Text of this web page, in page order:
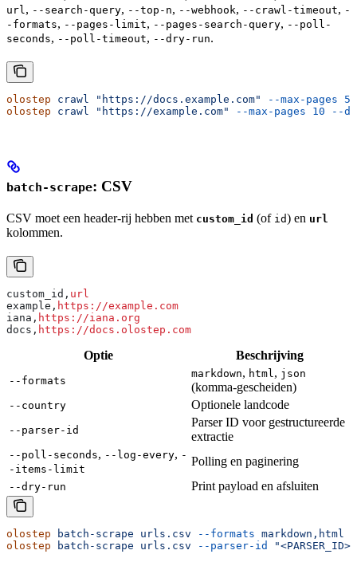
url , --search-query, --top-n, --webhook, --crawl-timeout, -
-formats, --pages-limit, --pages-search-query, --poll-
seconds, --poll-timeout, --dry-run.
olostep crawl "https://docs.example.com" --max-pages 50
olostep crawl "https://example.com" --max-pages 10 --
batch-scrape: CSV
CSV moet een header-rij hebben met custom_id (of id) en url
kolommen.
custom_id, url
example, https://example.com
iana, https://iana.org
docs, https://docs.olostep.com
Optie Beschrijving
--formats
markdown, html, json
(komma-gescheiden)
--country Optionele landcode
--parser-id
Parser ID voor gestructureerde
extractie
--poll-seconds, --log-every, -
-items-limit
Polling en paginering
--dry-run Print payload en afsluiten
olostep batch-scrape urls.csv --formats markdown,html
olostep batch-scrape urls.csv --parser-id "<PARSER_ID>"